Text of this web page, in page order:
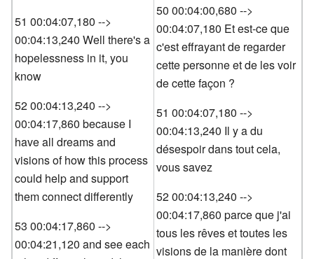
51 00:04:07,180 -->
00:04:13,240 Well there's a
hopelessness in it, you
know
52 00:04:13,240 -->
00:04:17,860 because I
have all dreams and
visions of how this process
could help and support
them connect differently
53 00:04:17,860 -->
00:04:21,120 and see each
50 00:04:00,680 -->
00:04:07,180 Et est-ce que
c'est effrayant de regarder
cette personne et de les voir
de cette façon ?
51 00:04:07,180 -->
00:04:13,240 Il y a du
désespoir dans tout cela,
vous savez
52 00:04:13,240 -->
00:04:17,860 parce que j'ai
tous les rêves et toutes les
visions de la manière dont